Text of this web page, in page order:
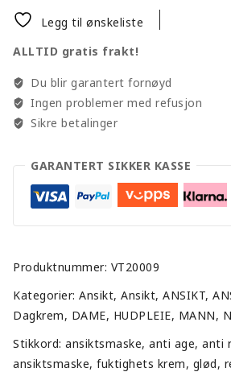
Legg til ønskeliste
ALLTID gratis frakt!
Du blir garantert fornøyd
Ingen problemer med refusjon
Sikre betalinger
GARANTERT SIKKER KASSE
Produktnummer: VT20009
Kategorier: Ansikt, Ansikt, ANSIKT,
Dagkrem, DAME, HUDPLEIE, MANN,
Stikkord: ansiktsmaske, anti age, anti
ansiktsmaske, fuktighets krem, glød,